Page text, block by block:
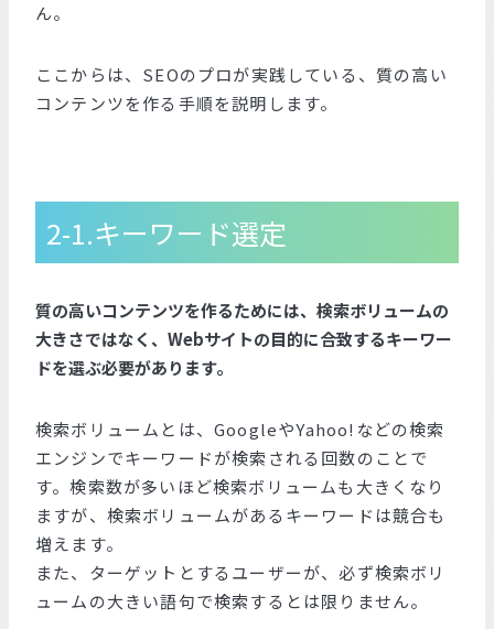
ん。
ここからは、SEOのプロが実践している、質の高い
コンテンツを作る手順を説明します。
2-1.キーワード選定
質の高いコンテンツを作るためには、検索ボリュームの
大きさではなく、Webサイトの目的に合致するキーワー
ドを選ぶ必要があります。
検索ボリュームとは、GoogleやYahoo!などの検索
エンジンでキーワードが検索される回数のことで
す。検索数が多いほど検索ボリュームも大きくなり
ますが、検索ボリュームがあるキーワードは競合も
増えます。
また、ターゲットとするユーザーが、必ず検索ボリ
ュームの大きい語句で検索するとは限りません。